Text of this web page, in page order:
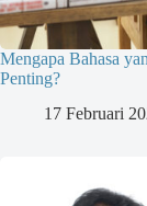
Mengapa Bahasa
Penting?
17 Februari